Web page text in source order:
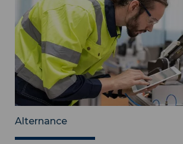
Alternance